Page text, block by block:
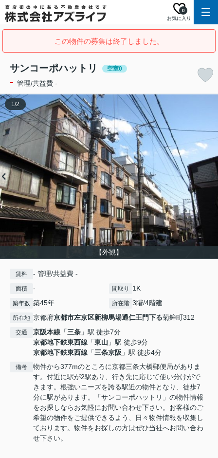
お気に入り
0
この物件の募集は終了しました。
サンコーポハットリ 空室0
- 管理/共益費 -
【外観】
1/2
賃料 - 管理/共益費 -
面積 - 間取り 1K
築年数 築45年 所在階 3階/4階建
所在地 京都府京都市左京区新柳馬場通仁王門下る菊鉾町312
交通 京阪本線 「三条 」駅 徒歩7分
京都地下鉄東西線 「東山 」駅 徒歩9分
京都地下鉄東西線 「三条京阪 」駅 徒歩4分
備考
物件から377mのところに京都三条大橋郵便局がありま
す。付近に駅が2駅あり、行き先に応じて使い分けがで
きます。根強いニーズを誇る駅近の物件となり、徒歩7
分に駅があります。「サンコーポハットリ」の物件情報
をお探しならお気軽にお問い合わせ下さい。お客様のご
希望の物件をご提供できるよう、日々物件情報を収集し
ております。物件をお探しの方はぜひ当社へお問い合わ
せ下さい。